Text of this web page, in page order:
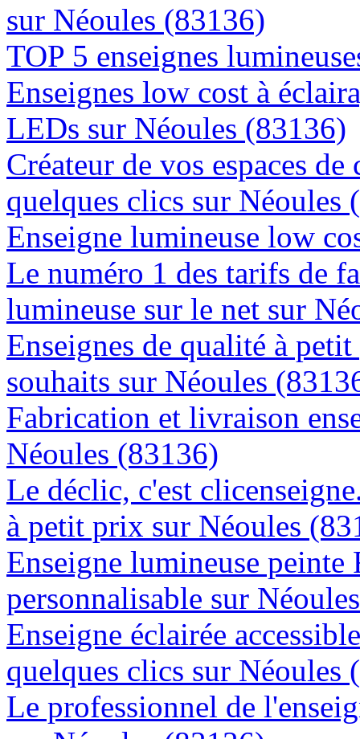
sur Néoules (83136)
TOP 5 enseignes
Enseignes low cost à
LEDs sur Néoules (83136)
Créateur de vos espaces
quelques clics sur Néoules
Enseigne lumineuse low
Le numéro 1 des tarifs de
lumineuse sur le net sur
Enseignes de qualité à
souhaits sur Néoules
Fabrication et livraison
Néoules (83136)
Le déclic, c'est
à petit prix sur Néoules
Enseigne lumineuse
personnalisable sur
Enseigne éclairée
quelques clics sur Néoules
Le professionnel de